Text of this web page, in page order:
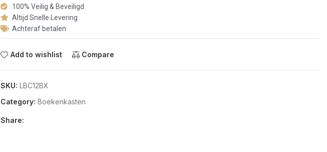
100% Veilig & Beveiligd
Altijd Snelle Levering
Achteraf betalen
Add to wishlist Compare
SKU: LBC12BX
Category: Boekenkasten
Share: